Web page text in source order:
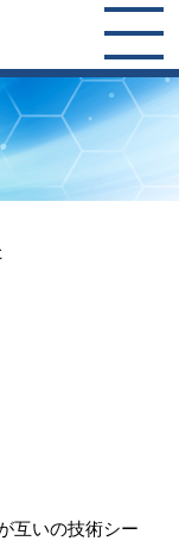
互いの技術シー